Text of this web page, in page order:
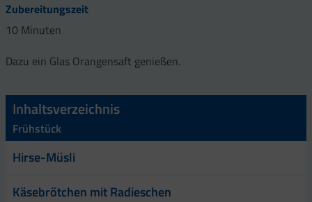
Zubereitungszeit
10 Minuten
Dazu ein Glas Orangensaft genießen.
Inhaltsverzeichnis
Frühstück
Hirse-Müsli
Käsebrötchen mit Radieschen